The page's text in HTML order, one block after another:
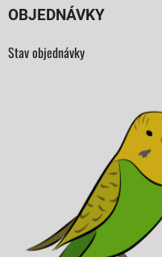
OBJEDNÁVKY
Stav objednávky